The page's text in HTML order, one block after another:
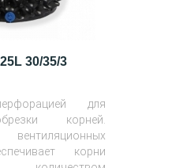
30/35/3
для
корней.
корни